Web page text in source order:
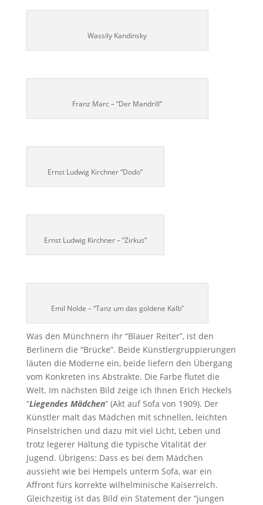
Wassily Kandinsky
Franz Marc – “Der Mandrill”
Ernst Ludwig Kirchner “Dodo”
Ernst Ludwig Kirchner – “Zirkus”
Emil Nolde – “Tanz um das goldene Kalb”
Was den Münchnern ihr “Blauer Reiter”, ist den
Berlinern die “Brücke”. Beide Künstlergruppierungen
läuten die Moderne ein, beide liefern den Übergang
vom Konkreten ins Abstrakte. Die Farbe flutet die
Welt. Im nächsten Bild zeige ich Ihnen Erich Heckels
“Liegendes Mädchen” (Akt auf Sofa von 1909). Der
Künstler malt das Mädchen mit schnellen, leichten
Pinselstrichen und dazu mit viel Licht, Leben und
trotz legerer Haltung die typische Vitalität der
Jugend. Übrigens: Dass es bei dem Mädchen
aussieht wie bei Hempels unterm Sofa, war ein
Affront fürs korrekte wilhelminische Kaiserreich.
Gleichzeitig ist das Bild ein Statement der “jungen